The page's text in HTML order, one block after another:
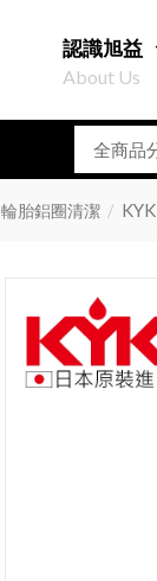
認識旭益
About Us
輪胎鋁圈清潔